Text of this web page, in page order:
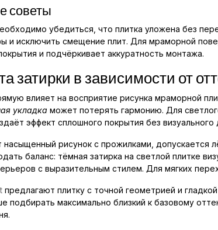
советы
убедиться, что плитка уложена без
и исключить смещение плит. Для мраморной
и подчёркивает аккуратность монтажа.
затирки в зависимости от
влияет на восприятие рисунка мраморной
укладка может потерять гармонию. Для
эффект сплошного покрытия без
насыщенный рисунок с прожилками, допускается
баланс: тёмная затирка на светлой плитке
с выразительным стилем. Для мягких
предлагают плитку с точной геометрией и
подбирать максимально близкий к базовому